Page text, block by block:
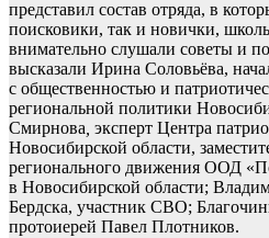
представил состав отряда, в
поисковики, так и новички,
внимательно слушали советы и
высказали Ирина Соловьёва,
с общественностью и
региональной политики
Смирнова, эксперт Центра
Новосибирской области,
регионального движения ООД
в Новосибирской области;
Бердска, участник СВО;
протоиерей Павел Плотников.